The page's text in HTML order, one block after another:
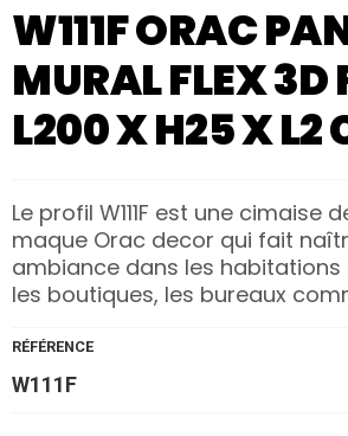
W111F ORAC
MURAL FLEX 3D
L200 X H25 X L2
Le profil W111F est une cimaise
maque Orac decor qui fait
ambiance dans les habitations
les boutiques, les bureaux
RÉFÉRENCE
W111F